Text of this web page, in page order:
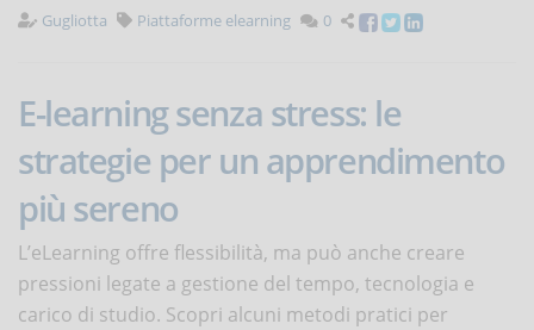
Gugliotta Piattaforme elearning 0
E-learning senza stress: le
strategie per un apprendimento
più sereno
L’eLearning offre flessibilità, ma può anche creare
pressioni legate a gestione del tempo, tecnologia e
carico di studio. Scopri alcuni metodi pratici per